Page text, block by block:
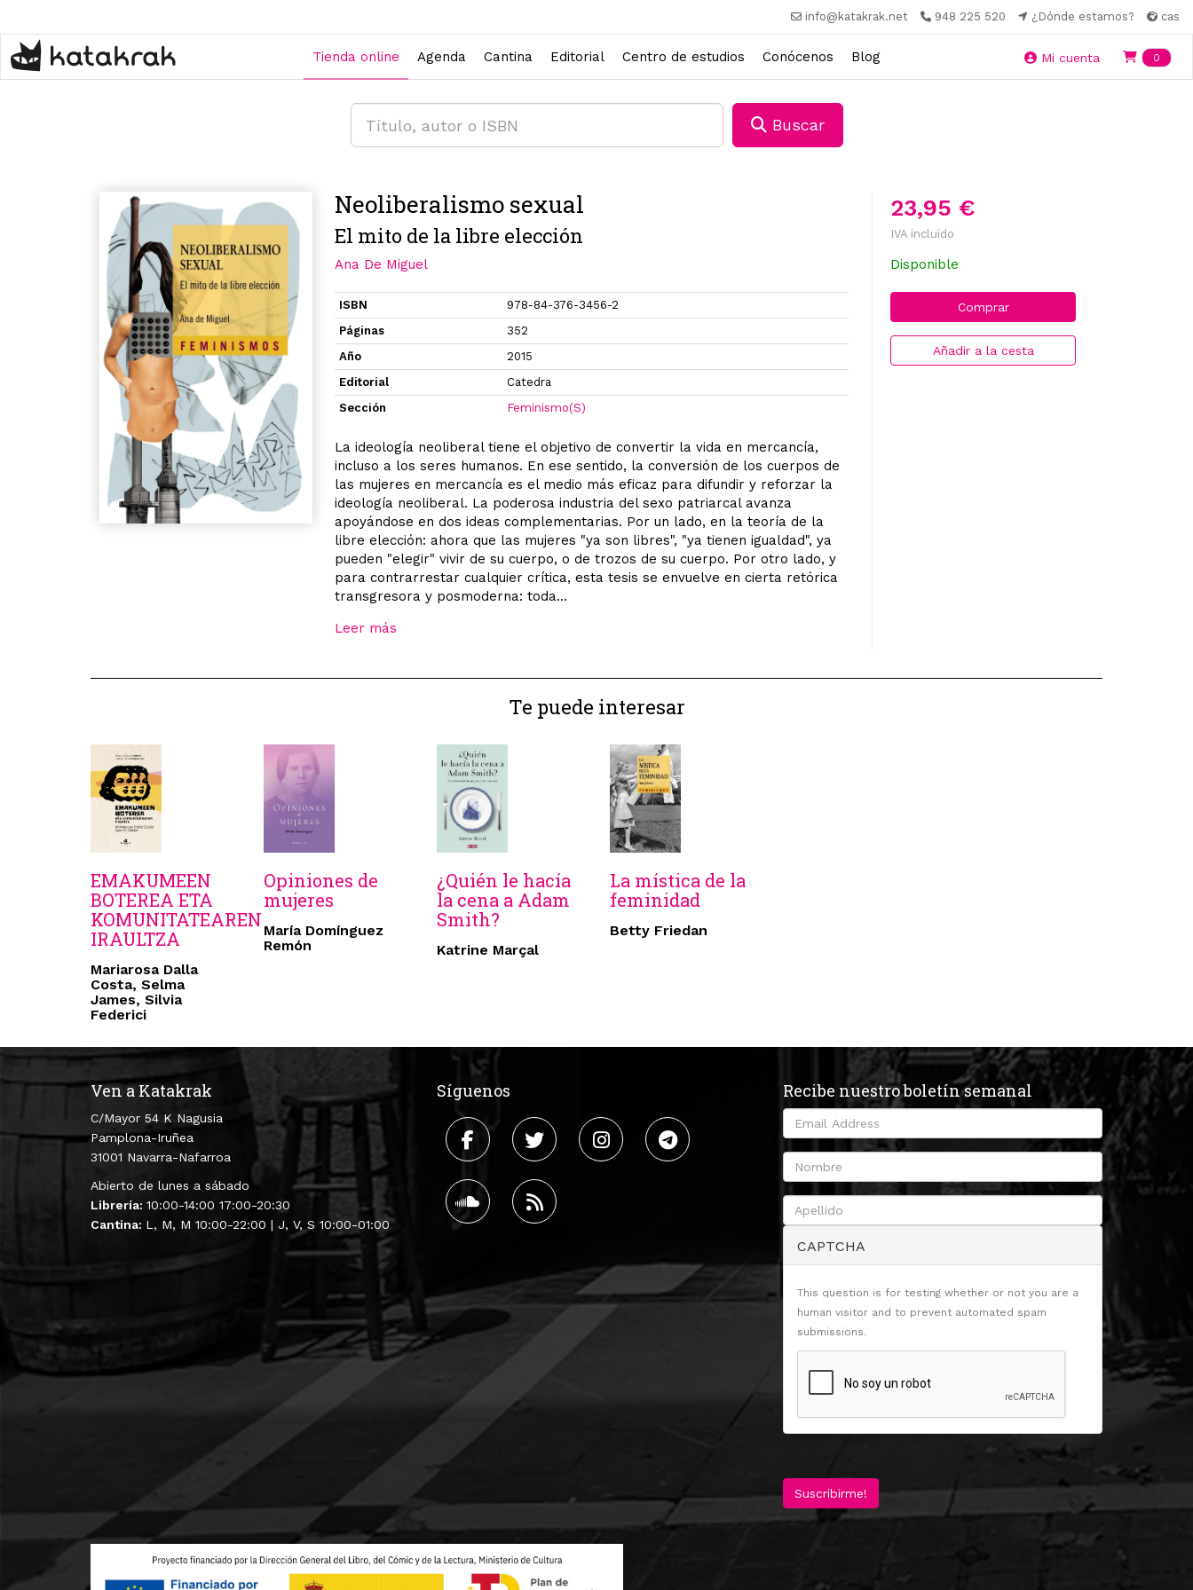
contenido
principal
info@katakrak.net 948 225 520 ¿Dónde estamos? cas
Tienda online Agenda Cantina Editorial Centro de estudios Conócenos Blog Mi cuenta 0
Buscar
23,95 €
IVA incluido
Disponible
Comprar
Añadir a la cesta
Neoliberalismo sexual
El mito de la libre elección
Ana De Miguel
ISBN
978-84-376-3456-2
Páginas
352
Año
2015
Editorial
Catedra
Sección
Feminismo(S)
La ideología neoliberal tiene el objetivo de convertir la vida en mercancía,
incluso a los seres humanos. En ese sentido, la conversión de los cuerpos de
las mujeres en mercancía es el medio más eficaz para difundir y refor­zar la
ideología neoliberal. La pode­rosa industria del sexo patriarcal avanza
apoyándose en dos ideas complementarias. Por un lado, en la teoría de la
libre elección: ahora que las mujeres "ya son libres", "ya tienen igualdad", ya
pueden "elegir" vivir de su cuerpo, o de trozos de su cuerpo. Por otro lado, y
para contrarrestar cualquier crítica, esta tesis se envuelve en cierta retórica
transgresora y posmoderna: toda...
Leer más
Te puede interesar
EMAKUMEEN
BOTEREA ETA
KOMUNITATEAREN
IRAULTZA
Mariarosa Dalla
Costa, Selma
James, Silvia
Federici
Opiniones de
mujeres
María Domínguez
Remón
¿Quién le hacía
la cena a Adam
Smith?
Katrine Marçal
La mística de la
feminidad
Betty Friedan
Ven a Katakrak
C/Mayor 54 K Nagusia
Pamplona-Iruñea
31001 Navarra-Nafarroa
Abierto de lunes a sábado
Librería: 10:00-14:00 17:00-20:30
Cantina: L, M, M 10:00-22:00 | J, V, S 10:00-01:00
Síguenos Recibe nuestro boletín semanal
CAPTCHA
This question is for testing whether or not you are a
human visitor and to prevent automated spam
submissions.
Suscribirme!